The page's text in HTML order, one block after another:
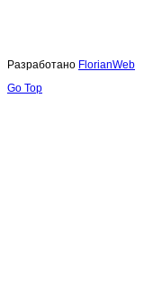
Разработано FlorianWeb
Go Top